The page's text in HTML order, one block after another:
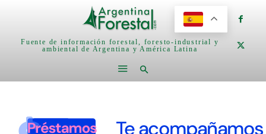
Fuente de información forestal, foresto-industrial y
ambiental de Argentina y América Latina